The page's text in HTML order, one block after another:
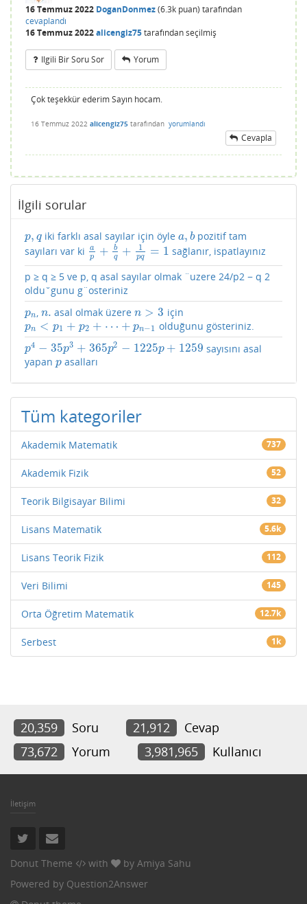
16 Temmuz 2022 DoganDonmez(6.3k puan) tarafından
cevaplandı
16 Temmuz 2022alicengiz75tarafındanseçilmiş
Ilgili Bir Soru Sor Yorum
Çok teşekkür ederim Sayın hocam.
16 Temmuz 2022 alicengiz75 tarafından yorumlandı
Cevapla
İlgili sorular
p, q
p,q iki farklı asal sayılar için öylea, b
a,b pozitif tam
sayıları var ki
a
p
+
b
q
+ 1
pq = 1
ap +b q+ 1p q= 1
sağlanır, ispatlayınız
p ≥ q ≥ 5 ve p, q asal sayılar olmak ¨uzere 24/p2 − q 2
oldu˘gunu g¨osteriniz
pn
pn n.
n. asal olmak üzeren > 3
n>3 için
pn < p1 + p2 + ⋯ + pn−1
pn <p 1+p 2+ ⋯+ pn − 1 olduğunu gösteriniz.
p4 − 35p3 + 365p2 − 1225p + 1259
p4 −35p3+365 p2−1225p +1259
sayısını asal
yapan p
pasalları
Tüm kategoriler
Akademik Matematik 737
Akademik Fizik 52
Teorik Bilgisayar Bilimi 32
Lisans Matematik 5.6k
Lisans Teorik Fizik 112
Veri Bilimi 145
Orta Öğretim Matematik 12.7k
Serbest 1k
20,359 Soru 21,912
Cevap
73,672
Yorum 3,981,965 Kullanıcı
İletişim
Donut Theme with by Amiya Sahu
Powered by Question2Answer